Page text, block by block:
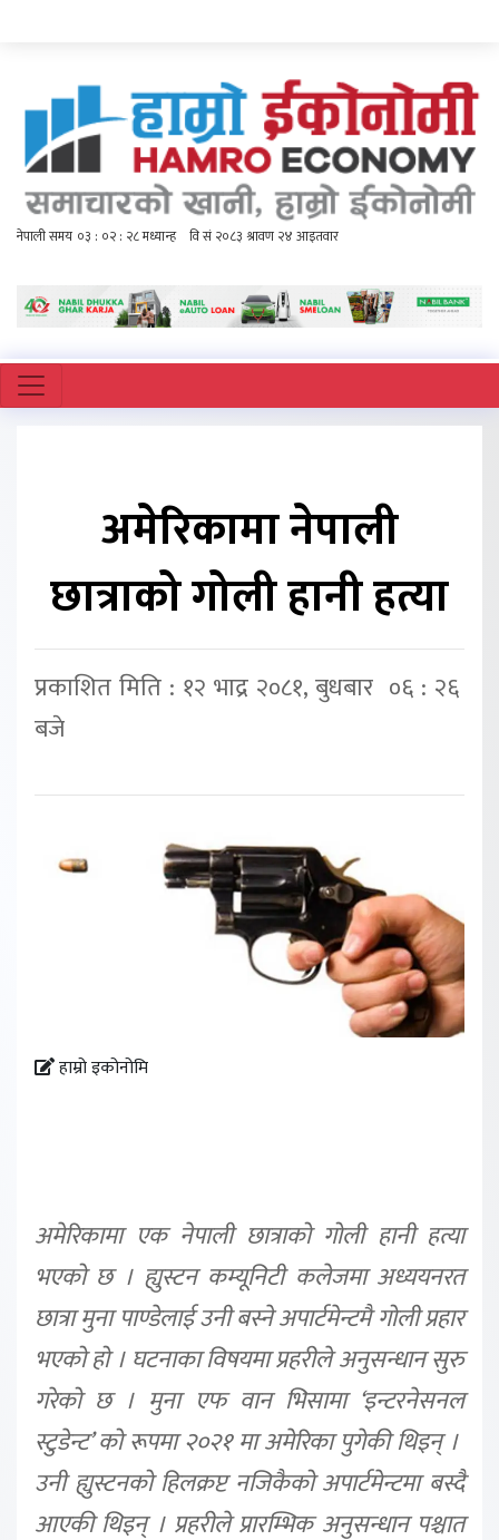
अमेरिकामा नेपाली
छात्राको गोली हानी हत्या
प्रकाशित मिति : १२ भाद्र २०८१, बुधबार ०६ : २६
बजे
हाम्रो इकोनोमि
अमेरिकामा एक नेपाली छात्राको गोली हानी हत्या
भएको छ । ह्युस्टन कम्यूनिटी कलेजमा अध्ययनरत
छात्रा मुना पाण्डेलाई उनी बस्ने अपार्टमेन्टमै गोली प्रहार
भएको हो । घटनाका विषयमा प्रहरीले अनुसन्धान सुरु
गरेको छ । मुना एफ वान भिसामा ‘इन्टरनेसनल
स्टुडेन्ट’ को रूपमा २०२१ मा अमेरिका पुगेकी थिइन् ।
उनी ह्युस्टनको हिलक्रप्ट नजिकैको अपार्टमेन्टमा बस्दै
आएकी थिइन् । प्रहरीले प्रारम्भिक अनुसन्धान पश्चात